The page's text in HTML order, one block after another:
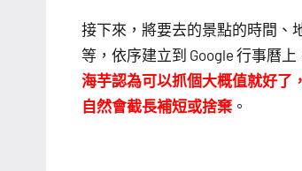
接下來，將要去的景點的時間、
等，依序建立到 Google 行事曆上
海芋認為可以抓個大概值就好了
自然會截長補短或捨棄 。